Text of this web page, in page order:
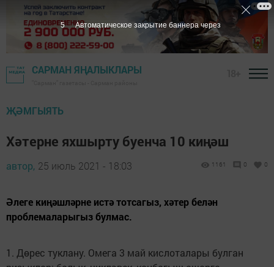
САРМАН ЯҢАЛЫКЛАРЫ
ҖӘМГЫЯТЬ
Хәтерне яхшырту буенча 10 киңәш
автор, 25 июль 2021 - 18:03 1161 0 0
Әлеге киңәшләрне истә тотсагыз, хәтер белән
проблемаларыгыз булмас.
1. Дөрес туклану. Омега 3 май кислоталары булган
4 Автоматическое закрытие баннера через